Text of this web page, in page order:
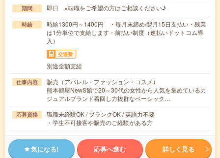
期間 即日 ※転職をご希望の方はご相談ください♪
時給
時給1300円～1400円 ・毎月末締め/翌月15日支払い・残業
は1分単位で支給します・前払い制度（速払いドットコム導
入）
交通費
別途全額支給
仕事内容
販売（アパレル・ファッション・コスメ）
熊本鶴屋NewS館で20～30代の女性から人気を集めているカ
ジュアルブランド着回し力抜群なベーシック…
応募資格
職種未経験OK / ブランクOK / 英語力不要
・学生不可接客や販売のご経験がある方
気になる! 応募へ進む 詳しく見る